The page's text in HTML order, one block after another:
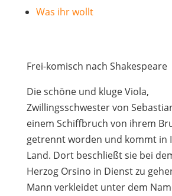
Was ihr wollt
Frei-komisch nach Shakespeare
Die schöne und kluge Viola,
Zwillingsschwester von
einem Schiffbruch von ihrem
getrennt worden und kommt in
Land. Dort beschließt sie bei
Herzog Orsino in Dienst zu
Mann verkleidet unter dem